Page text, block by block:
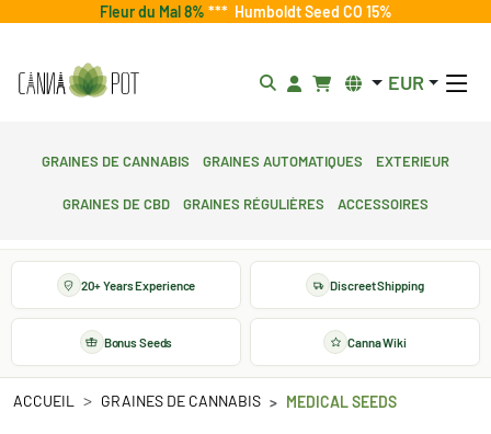
Fleur du Mal 8% *** Humboldt Seed CO 15%
EUR
Graines de cannabis Graines automatiques
Exterieur
Graines de CBD Graines régulières Accessoires
20+ Years Experience Discreet Shipping
Bonus Seeds Canna Wiki
ACCUEIL GRAINES DE CANNABIS MEDICAL SEEDS